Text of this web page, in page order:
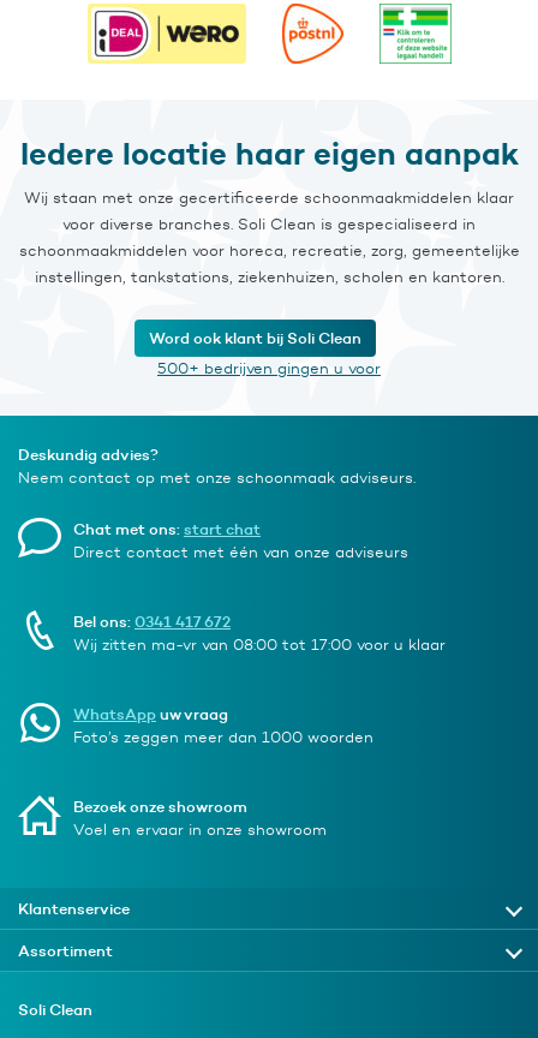
Iedere locatie haar eigen aanpak
Wij staan met onze gecertificeerde schoonmaakmiddelen klaar
voor diverse branches. Soli Clean is gespecialiseerd in
schoonmaakmiddelen voor horeca, recreatie, zorg, gemeentelijke
instellingen, tankstations, ziekenhuizen, scholen en kantoren.
Word ook klant bij Soli Clean
500+ bedrijven gingen u voor
Deskundig advies?
Neem contact op met onze schoonmaak adviseurs.
Chat met ons:start chat
Direct contact met één van onze adviseurs
Bel ons:0341 417 672
Wij zitten ma-vr van 08:00 tot 17:00 voor u klaar
WhatsAppuw vraag
Foto’s zeggen meer dan 1000 woorden
Bezoek onze showroom
Voel en ervaar in onze showroom
Klantenservice
Assortiment
Soli Clean